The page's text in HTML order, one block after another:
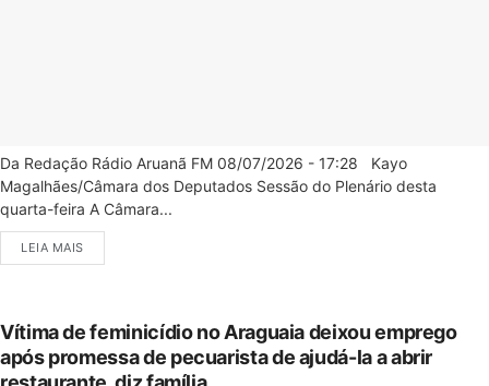
Da Redação Rádio Aruanã FM 08/07/2026 - 17:28 Kayo
Magalhães/Câmara dos Deputados Sessão do Plenário desta
quarta-feira A Câmara...
LEIA MAIS
Vítima de feminicídio no Araguaia deixou emprego
após promessa de pecuarista de ajudá-la a abrir